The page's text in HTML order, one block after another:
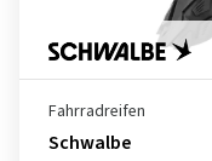
Fahrradreifen
Schwalbe